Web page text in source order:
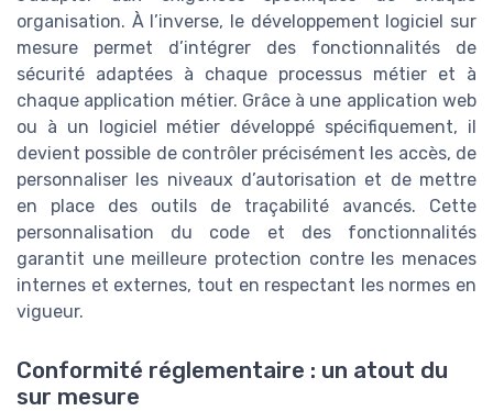
organisation. À l’inverse, le développement logiciel sur
mesure permet d’intégrer des fonctionnalités de
sécurité adaptées à chaque processus métier et à
chaque application métier. Grâce à une application web
ou à un logiciel métier développé spécifiquement, il
devient possible de contrôler précisément les accès, de
personnaliser les niveaux d’autorisation et de mettre
en place des outils de traçabilité avancés. Cette
personnalisation du code et des fonctionnalités
garantit une meilleure protection contre les menaces
internes et externes, tout en respectant les normes en
vigueur.
Conformité réglementaire : un atout du
sur mesure